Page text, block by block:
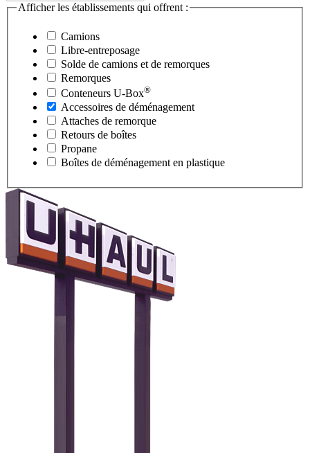
Afficher les établissements qui offrent :
Camions
Libre-entreposage
Solde de camions et de remorques
Remorques
Conteneurs U-Box®
Accessoires de déménagement
Attaches de remorque
Retours de boîtes
Propane
Boîtes de déménagement en plastique